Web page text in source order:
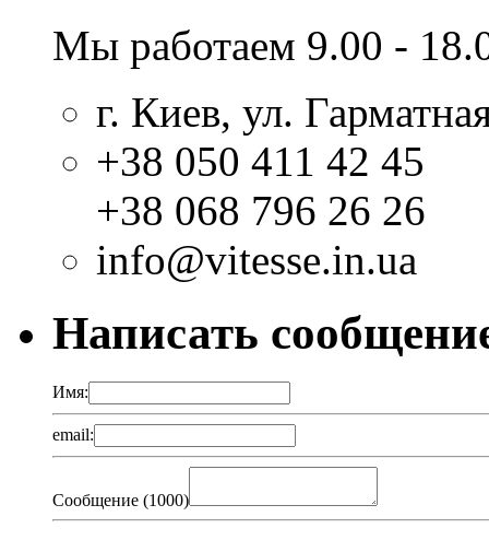
Мы работаем 9.00 -
г. Киев, ул.
+38 050 411 42 45
+38 068 796 26 26
info@vitesse.in.ua
Написать
Имя:
email:
Сообщение (1000)